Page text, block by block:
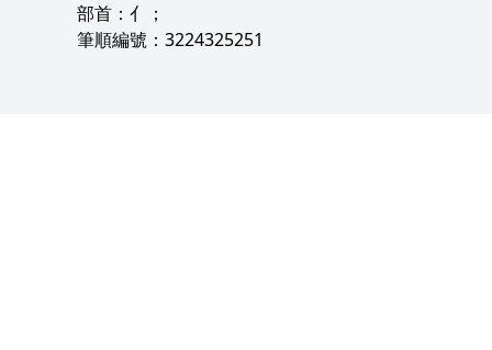
部首：亻；
筆順編號：3224325251